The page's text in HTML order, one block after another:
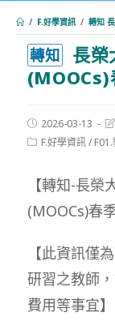
/ F.好學資訊 / 轉知
轉知
長榮
(MOOCs)
Post
published:
2026-03-13
PostF.好學資訊/
【轉知-長
(MOOCs)春
【此資訊僅
研習之教師
費用等事宜】